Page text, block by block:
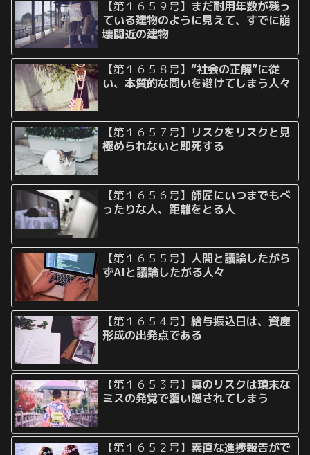
【第１６５９号】 まだ耐用年数が残っ
ている建物のように見えて、すでに崩
壊間近の建物
【第１６５８号】“社会の正解”に従
い、本質的な問いを避けてしまう人々
【第１６５７号】 リスクをリスクと見
極められないと即死する
【第１６５６号】 師匠にいつまでもべ
ったりな人、距離をとる人
【第１６５５号】人間と議論したがら
ずAIと議論したがる人々
【第１６５４号】給与振込日は、資産
形成の出発点である
【第１６５３号】 真のリスクは瑣末な
ミスの発覚で覆い隠されてしまう
【第１６５２号】素直な進捗報告がで